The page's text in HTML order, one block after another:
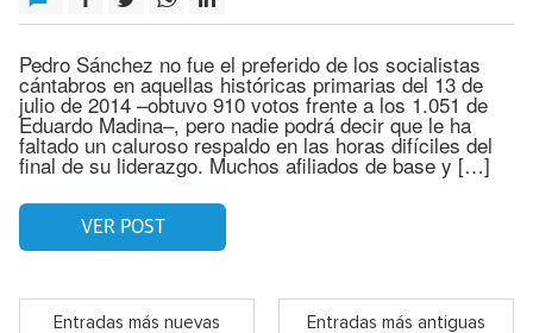
Pedro Sánchez no fue el preferido de los socialistas
cántabros en aquellas históricas primarias del 13 de
julio de 2014 –obtuvo 910 votos frente a los 1.051 de
Eduardo Madina–, pero nadie podrá decir que le ha
faltado un caluroso respaldo en las horas difíciles del
final de su liderazgo. Muchos afiliados de base y […]
VER POST
Entradas más nuevas Entradas más antiguas